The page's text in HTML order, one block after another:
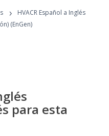
›
HVACR Español a Inglés
(EnGen)
para esta